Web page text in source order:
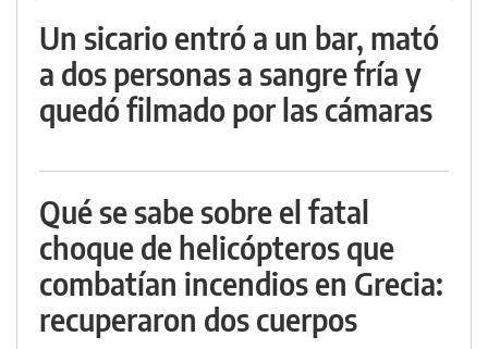
Un sicario entró a un bar, mató
a dos personas a sangre fría y
quedó filmado por las cámaras
Qué se sabe sobre el fatal
choque de helicópteros que
combatían incendios en Grecia:
recuperaron dos cuerpos